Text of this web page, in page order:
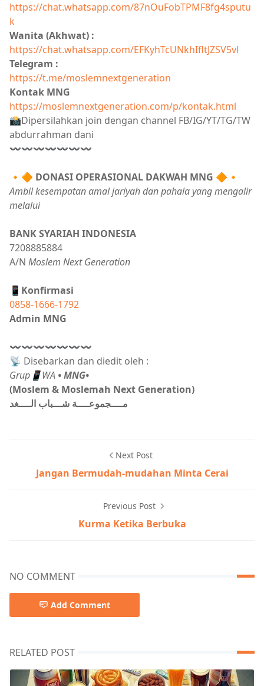
https://chat.whatsapp.com/87nOuFobTPMF8fg4sputu
k
Wanita (Akhwat) :
https://chat.whatsapp.com/EFKyhTcUNkhIfltJZSV5vl
Telegram :
https://t.me/moslemnextgeneration
Kontak MNG
https://moslemnextgeneration.com/p/kontak.html
📸Dipersilahkan join dengan channel FB/IG/YT/TG/TW
abdurrahman dani
〰〰〰〰〰〰〰
🔸🔶 DONASI OPERASIONAL DAKWAH MNG 🔶🔸
Ambil kesempatan amal jariyah dan pahala yang mengalir
melalui
BANK SYARIAH INDONESIA
7208885884
A/N Moslem Next Generation
📱Konfirmasi
0858-1666-1792
Admin MNG
〰〰〰〰〰〰〰
📡 Disebarkan dan diedit oleh :
Grup📱WA • MNG•
(Moslem & Moslemah Next Generation)
مــــجموعــــة شـــباب الــــغد
Next Post
Jangan Bermudah-mudahan Minta Cerai
Previous Post
Kurma Ketika Berbuka
NO COMMENT
Add Comment
RELATED POST